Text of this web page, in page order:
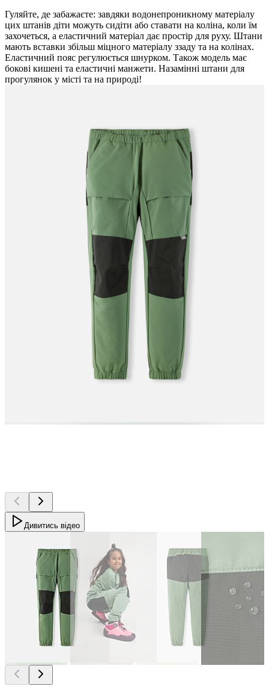
Гуляйте, де забажаєте: завдяки водонепроникному матеріалу
цих штанів діти можуть сидіти або ставати на коліна, коли їм
захочеться, а еластичний матеріал дає простір для руху. Штани
мають вставки збільш міцного матеріалу ззаду та на колінах.
Еластичний пояс регулюється шнурком. Також модель має
бокові кишені та еластичні манжети. Назамінні штани для
прогулянок у місті та на природі!
Дивитись відео